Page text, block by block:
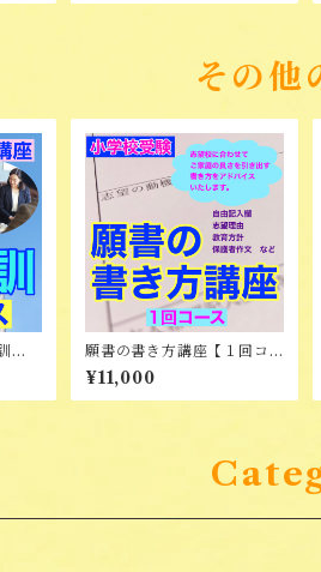
その他
願書の書き方講座【１回コ
ース】
¥11,000